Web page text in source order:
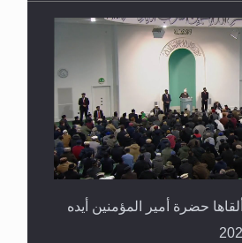
حضرة أمير المؤمنين أيده